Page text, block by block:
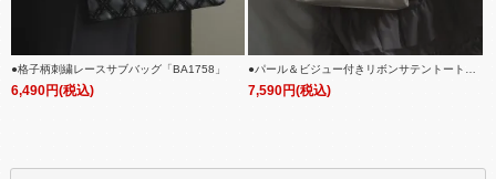
●格子柄刺繍レースサブバッグ「BA1758」
6,490円(税込)
●パール＆ビジュー付きリボンサテントートバ
ッグ「BA1759」
7,590円(税込)